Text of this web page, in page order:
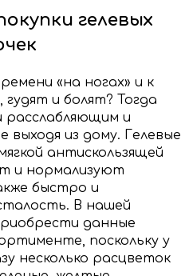
гелевых
«на ногах» и к
и болят? Тогда
расслабляющим и
выходя из дому. Гелевые
антискользящей
и нормализуют
быстро и
В нашей
данные
поскольку у
несколько расцветок